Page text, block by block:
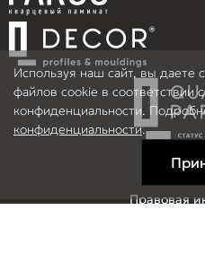
Правовая
Используя наш сайт, вы даете
файлов cookie в соответствии
конфиденциальности.
конфиденциальности.